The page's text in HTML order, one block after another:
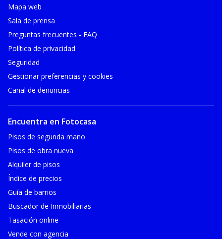
Mapa web
Sala de prensa
Preguntas frecuentes - FAQ
Política de privacidad
Seguridad
Gestionar preferencias y cookies
Canal de denuncias
Encuentra en Fotocasa
Pisos de segunda mano
Pisos de obra nueva
Alquiler de pisos
Índice de precios
Guía de barrios
Buscador de Inmobiliarias
Tasación online
Vende con agencia